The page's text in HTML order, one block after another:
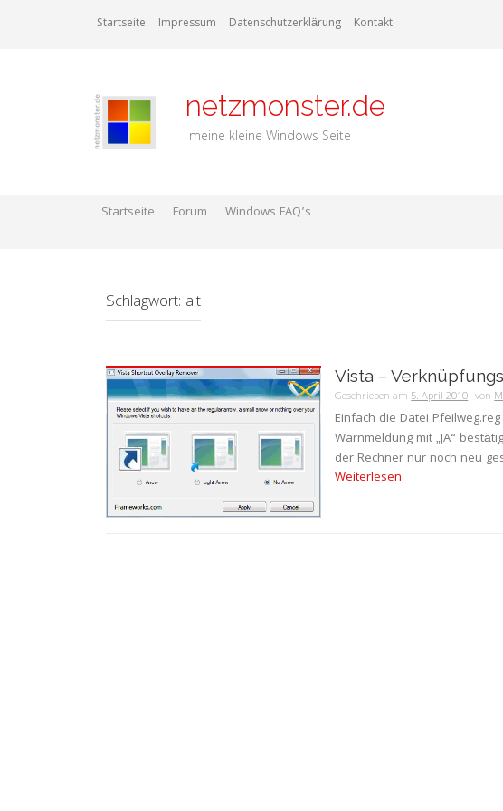
Startseite Impressum Datenschutzerklärung Kontakt
netzmonster.de
meine kleine Windows Seite
Startseite Forum Windows FAQ’s
Schlagwort: alt
Vista –
Geschrieben am5. April 2010 von
Einfach die Datei
Warnmeldung mit „JA“
der Rechner nur noch neu
Weiterlesen